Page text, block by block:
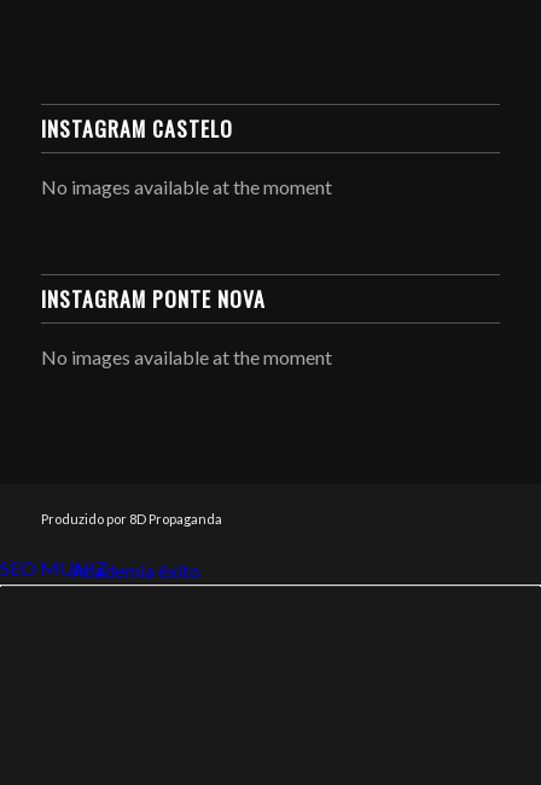
INSTAGRAM CASTELO
No images available at the moment
INSTAGRAM PONTE NOVA
No images available at the moment
Produzido por 8D Propaganda
SEO MUNIZ
Link112Academia êxito